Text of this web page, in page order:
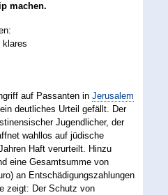
machen.
auf Passanten inJerusalem
deutliches Urteil gefällt. Der
Jugendlicher, der
wahllos auf jüdische
Haft verurteilt. Hinzu
eine Gesamtsumme von
an Entschädigungszahlungen
zeigt: Der Schutz von